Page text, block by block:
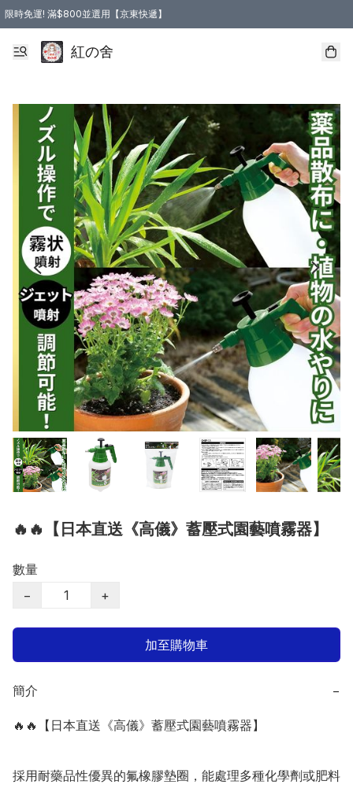
限時免運! 滿$800並選用【京東快遞】
紅の舍
🔥🔥【日本直送《高儀》蓄壓式園藝噴霧器】
數量
−
+
加至購物車
簡介 −
🔥🔥【日本直送《高儀》蓄壓式園藝噴霧器】
採用耐藥品性優異的氟橡膠墊圈，能處理多種化學劑或肥料